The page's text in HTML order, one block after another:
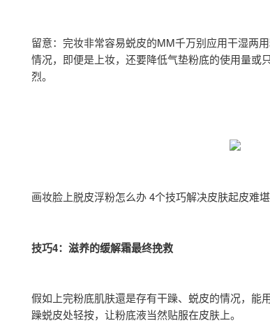
留意：完妆非常容易蜕皮的MM千万别应用干湿两
情况，即便是上妆，还要降低气垫粉底的使用量或
烈。
画妆脸上脱皮浮粉怎么办 4个技巧解决皮肤起皮难堪
技巧4：滋养的缓解霜最终挽救
假如上完粉底肌肤還是存有干躁、蜕皮的情况，能
躁蜕皮处轻按，让粉底液当然贴服在皮肤上。